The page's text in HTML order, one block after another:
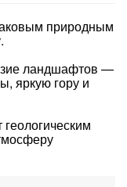
природным
ландшафтов —
яркую гору и